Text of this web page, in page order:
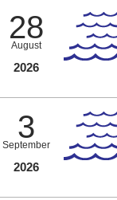
28
August
2026
3
September
2026